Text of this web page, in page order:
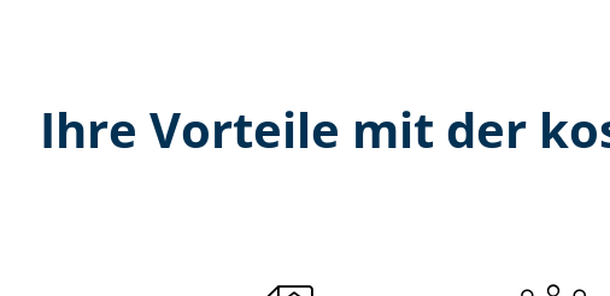
Ihre Vorteile mit der